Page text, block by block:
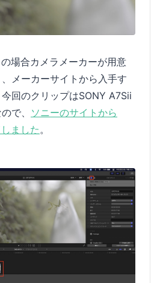
場合カメラメーカーが用意
メーカーサイトから入手す
回のクリップはSONY A7Sii
で、 ソニーのサイトから
ました 。